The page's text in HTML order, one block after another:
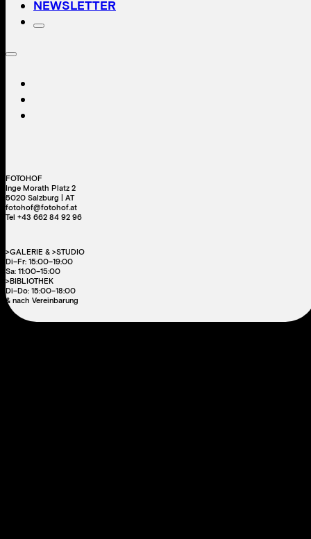
NEWSLETTER
FOTOHOF
Inge Morath Platz 2
5020 Salzburg | AT
fotohof@fotohof.at
Tel +43 662 84 92 96
>GALERIE & >STUDIO
Di–Fr: 15:00–19:00
Sa: 11:00–15:00
>BIBLIOTHEK
Di–Do: 15:00–18:00
& nach Vereinbarung